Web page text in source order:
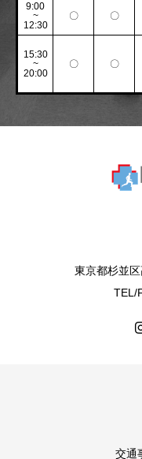
9:00
~
12:30
〇 〇
15:30
~
20:00
〇 〇
東京都杉並
TEL/
交通